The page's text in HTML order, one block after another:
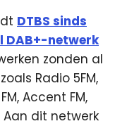
DTBS sinds
DAB+-netwerk
zonden al
Radio 5FM,
Accent FM,
Aan dit netwerk